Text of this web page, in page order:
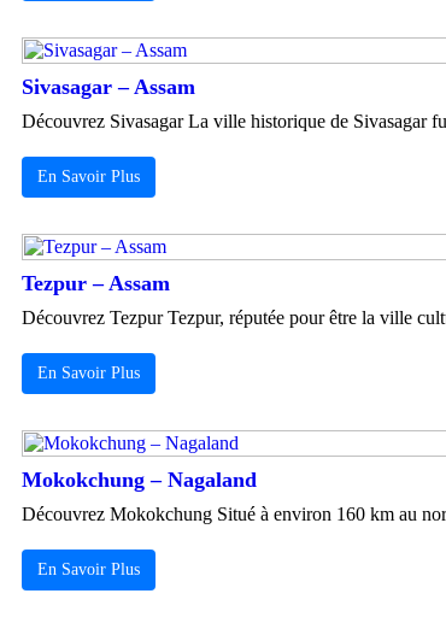
Sivasagar – Assam
Découvrez Sivasagar La ville historique de Sivasagar
En Savoir Plus
Tezpur – Assam
Découvrez Tezpur Tezpur, réputée pour être la ville
En Savoir Plus
Mokokchung – Nagaland
Découvrez Mokokchung Situé à environ 160 km au
En Savoir Plus